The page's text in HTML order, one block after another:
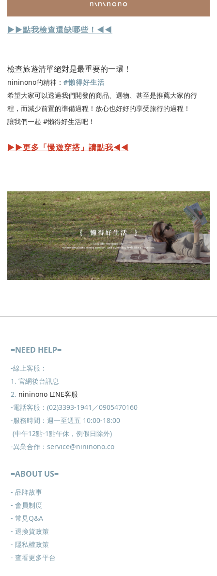
▶︎▶︎點我檢查還缺哪些！◀︎◀︎
檢查旅遊清單絕對是最重要的一環！
nininono的精神： #懶得好生活
希望大家可以透過我們開發的商品、選物、甚至是推薦大家的行
程，而減少前置的準備過程！放心也好好的享受旅行的過程！
讓我們一起 #懶得好生活吧！
▶︎▶︎更多「慢遊穿搭」請點我◀︎◀︎
=NEED HELP=
-線上客服：
1. 官網後台訊息
2. nininono LINE客服
-電話客服：(02)3393-1941／0905470160
-服務時間：週一至週五 10:00-18:00
(中午12點-1點午休，例假日除外)
-異業合作：service@nininono.co
=ABOUT US=
- 品牌故事
- 會員制度
- 常見Q&A
- 退換貨政策
- 隱私權政策
- 查看更多平台